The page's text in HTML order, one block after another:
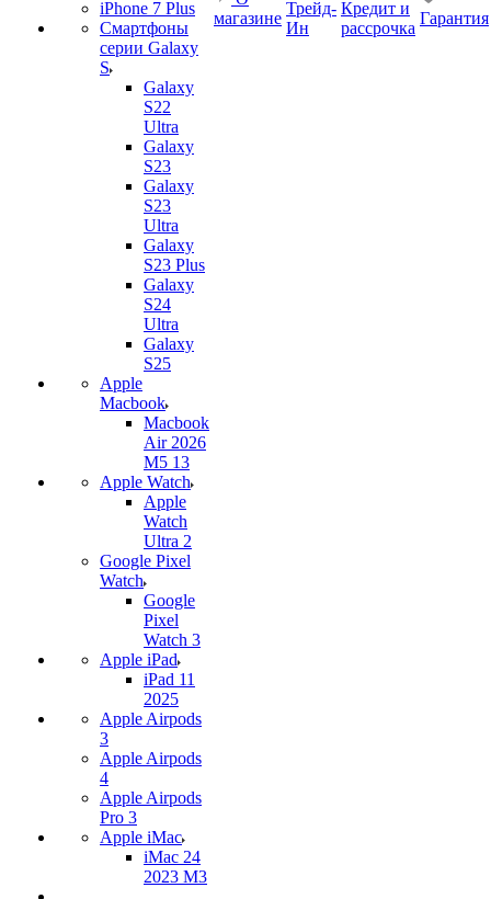
iPhone 7 Plus
Смартфоны
серии Galaxy
S
Galaxy
S22
Ultra
Galaxy
S23
Galaxy
S23
Ultra
Galaxy
S23 Plus
Galaxy
S24
Ultra
Galaxy
S25
Apple
Macbook
Macbook
Air 2026
M5 13
Apple Watch
Apple
Watch
Ultra 2
Google Pixel
Watch
Google
Pixel
Watch 3
Apple iPad
iPad 11
2025
Apple Airpods
3
Apple Airpods
4
Apple Airpods
Pro 3
Apple iMac
iMac 24
2023 M3
магазине
Трейд-
Ин
Кредит и
рассрочка
Гарантия